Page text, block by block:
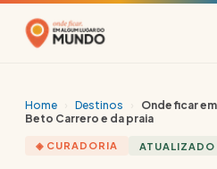
Home Destinos
Onde ficar
Beto Carrero e da praia
◈ CURADORIA